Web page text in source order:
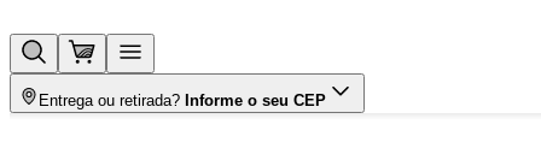
Entrega ou retirada? Informe o seu CEP